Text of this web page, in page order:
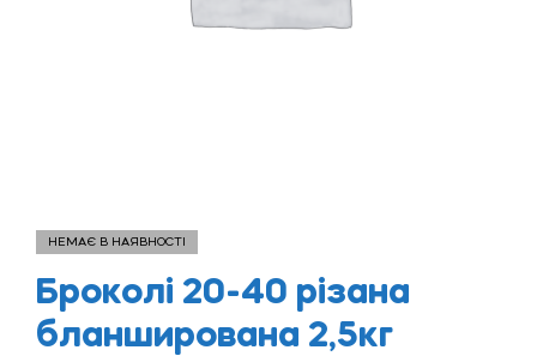
НЕМАЄ В НАЯВНОСТІ
Броколі 20-40 різана
бланширована 2,5кг